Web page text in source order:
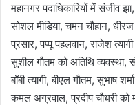
महानगर पदाधिकारियों में संजीव
सोशल मीडिया, चमन चौहान,
प्रसार, पप्पू पहलवान, राजेश
सुशील गौतम को अतिथि व्यवस्था,
बॉबी त्यागी, बीएल गौतम, सुभाष
कमल अग्रवाल, प्रदीप चौधरी को